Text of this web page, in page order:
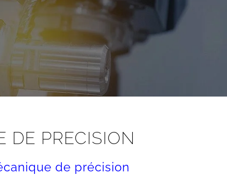
DE PRECISION
de précision